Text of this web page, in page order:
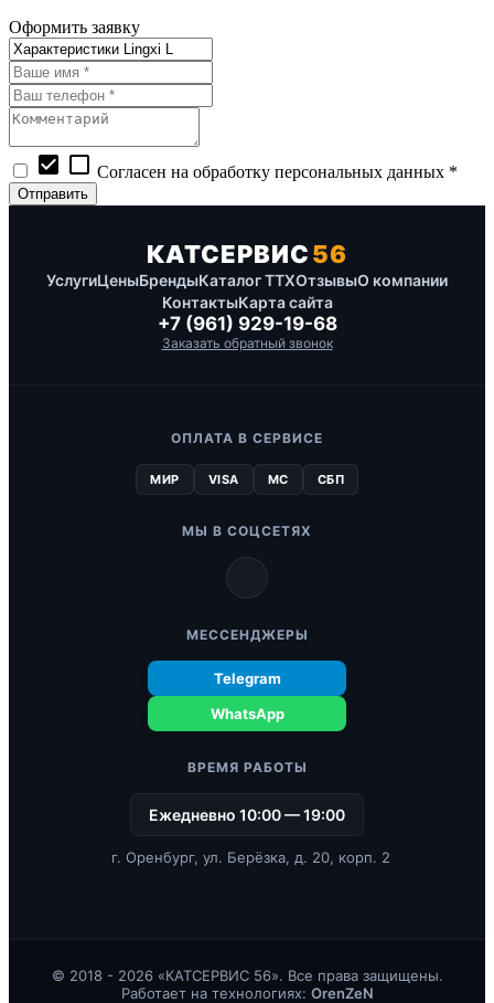
Оформить заявку
check_box check_box_outline_blank Согласен на обработку персональных данных *
КАТСЕРВИС56
УслугиЦеныБрендыКаталог ТТХОтзывыО компании
КонтактыКарта сайта
+7 (961) 929-19-68
Заказать обратный звонок
ОПЛАТА В СЕРВИСЕ
МИР VISA MC СБП
МЫ В СОЦСЕТЯХ
МЕССЕНДЖЕРЫ
Telegram
WhatsApp
ВРЕМЯ РАБОТЫ
Ежедневно 10:00 — 19:00
г. Оренбург, ул. Берёзка, д. 20, корп. 2
© 2018 - 2026 «КАТСЕРВИС 56». Все права защищены.
Работает на технологиях: OrenZeN